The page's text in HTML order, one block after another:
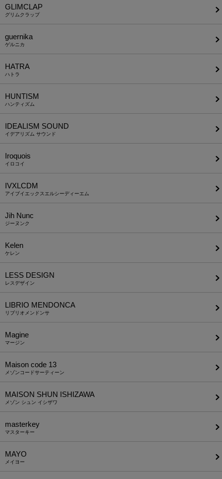
GLIMCLAP
グリムクラップ
guernika
ゲルニカ
HATRA
ハトラ
HUNTISM
ハンティズム
IDEALISM SOUND
イデアリズム サウンド
Iroquois
イロコイ
IVXLCDM
アイブイエックスエルシーディーエム
Jih Nunc
ジーヌンク
Kelen
ケレン
LESS DESIGN
レスデザイン
LIBRIO MENDONCA
リブリオメンドンサ
Magine
マージン
Maison code 13
メゾンコードサーティーン
MAISON SHUN ISHIZAWA
メゾン シュン イシザワ
masterkey
マスターキー
MAYO
メイヨー